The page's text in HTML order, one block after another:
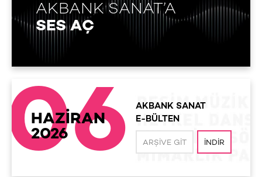
AKBANK SANAT’A
SES AÇ
06
HAZİRAN
2026
AKBANK SANAT
E-BÜLTEN
ARŞIVE GIT İNDIR